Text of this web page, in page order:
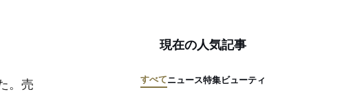
。売
現在の人気記事
すべてニュース特集ビューティ